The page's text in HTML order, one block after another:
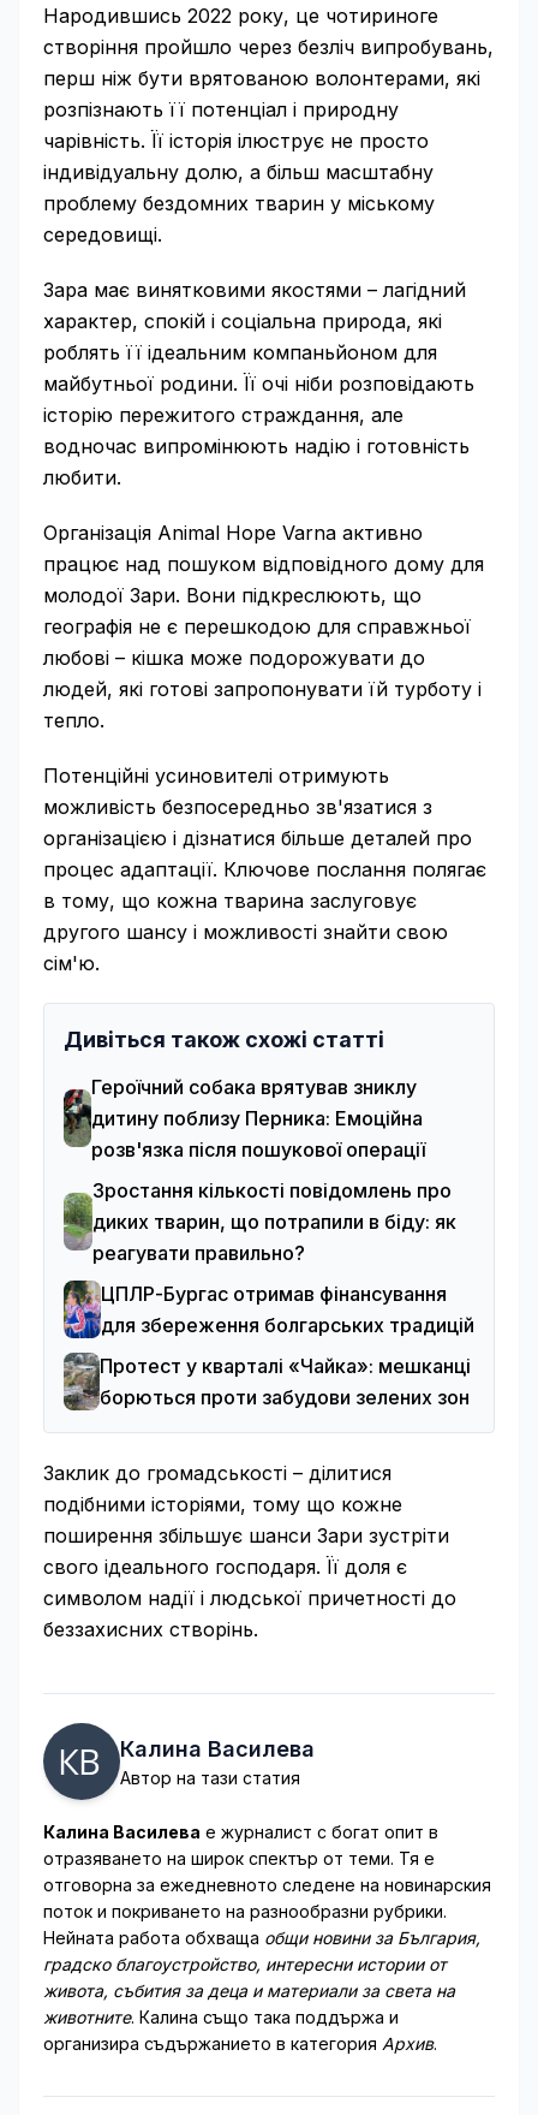
Народившись 2022 року, це чотириноге
створіння пройшло через безліч випробувань,
перш ніж бути врятованою волонтерами, які
розпізнають її потенціал і природну
чарівність. Її історія ілюструє не просто
індивідуальну долю, а більш масштабну
проблему бездомних тварин у міському
середовищі.
Зара має винятковими якостями – лагідний
характер, спокій і соціальна природа, які
роблять її ідеальним компаньйоном для
майбутньої родини. Її очі ніби розповідають
історію пережитого страждання, але
водночас випромінюють надію і готовність
любити.
Організація Animal Hope Varna активно
працює над пошуком відповідного дому для
молодої Зари. Вони підкреслюють, що
географія не є перешкодою для справжньої
любові – кішка може подорожувати до
людей, які готові запропонувати їй турботу і
тепло.
Потенційні усиновителі отримують
можливість безпосередньо зв'язатися з
організацією і дізнатися більше деталей про
процес адаптації. Ключове послання полягає
в тому, що кожна тварина заслуговує
другого шансу і можливості знайти свою
сім'ю.
Дивіться також схожі статті
Героїчний собака врятував зниклу
дитину поблизу Перника: Емоційна
розв'язка після пошукової операції
Зростання кількості повідомлень про
диких тварин, що потрапили в біду: як
реагувати правильно?
ЦПЛР-Бургас отримав фінансування
для збереження болгарських традицій
Протест у кварталі «Чайка»: мешканці
борються проти забудови зелених зон
Заклик до громадськості – ділитися
подібними історіями, тому що кожне
поширення збільшує шанси Зари зустріти
свого ідеального господаря. Її доля є
символом надії і людської причетності до
беззахисних створінь.
Калина Василева
Автор на тази статия
Калина Василева е журналист с богат опит в
отразяването на широк спектър от теми. Тя е
отговорна за ежедневното следене на новинарския
поток и покриването на разнообразни рубрики.
Нейната работа обхваща общи новини за България,
градско благоустройство, интересни истории от
живота, събития за деца и материали за света на
животните. Калина също така поддържа и
организира съдържанието в категория Архив.